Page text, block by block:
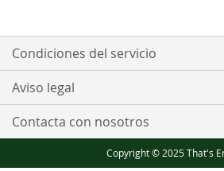
Condiciones del servicio
Aviso legal
Contacta con nosotros
Copyright © 2025 That's